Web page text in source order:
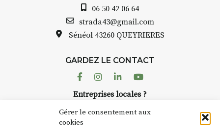
Gérer le consentement aux
cookies
06 50 42 06 64
strada43@gmail.com
Sénéol 43260 QUEYRIERES
GARDEZ LE CONTACT
FacebookInstagram
LinkedinYoutube
Entreprises locales ?